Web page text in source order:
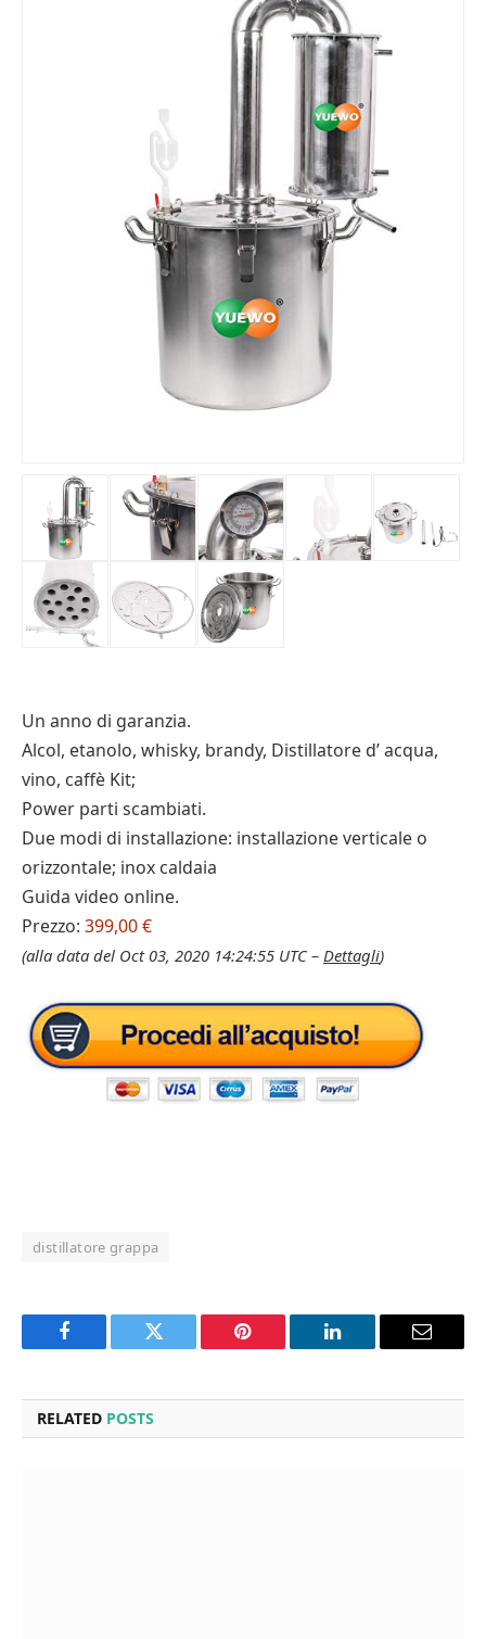
Un anno di garanzia.
Alcol, etanolo, whisky, brandy, Distillatore d’ acqua,
vino, caffè Kit;
Power parti scambiati.
Due modi di installazione: installazione verticale o
orizzontale; inox caldaia
Guida video online.
Prezzo: 399,00 €
(alla data del Oct 03, 2020 14:24:55 UTC – Dettagli)
distillatore grappa
Facebook Twitter Pinterest LinkedIn Email
RELATED POSTS